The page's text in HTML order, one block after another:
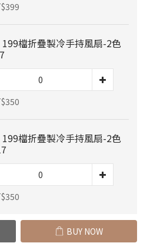
199檔折疊製冷手持風扇-2色
199檔折疊製冷手持風扇-2色
BUY NOW